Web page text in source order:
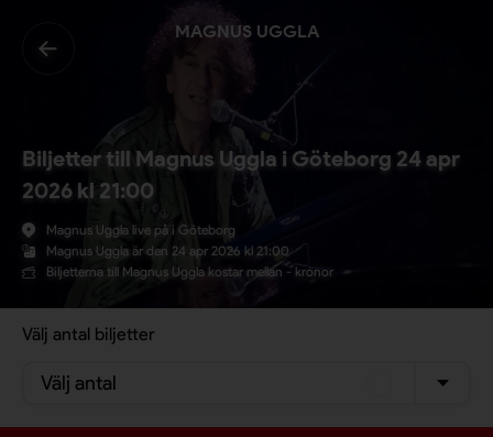
MAGNUS UGGLA
Biljetter till Magnus Uggla i Göteborg 24 apr
2026 kl 21:00
Magnus Uggla live på i Göteborg
Magnus Uggla är den 24 apr 2026 kl 21:00
Biljetterna till Magnus Uggla kostar mellan - kronor
Välj antal biljetter
Välj antal